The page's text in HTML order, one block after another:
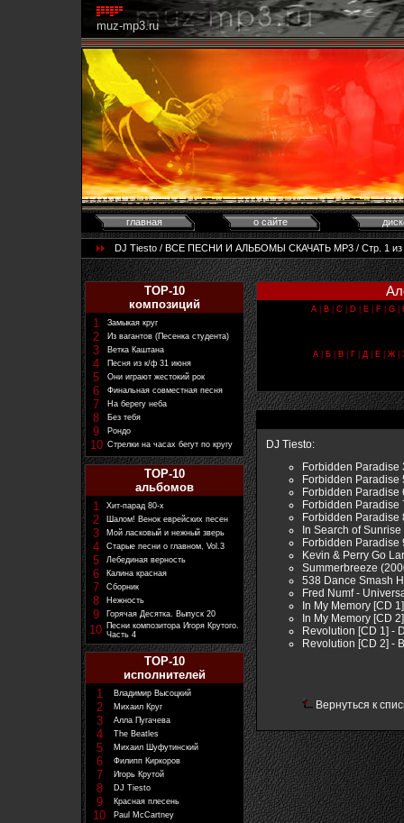
muz-mp3.ru
главная о сайте
DJ Tiesto / ВСЕ ПЕСНИ И АЛЬБОМЫ СКАЧАТЬ MP3 / Стр. 1 из
TOP-10
композиций
1
Замыкая круг
2 Из вагантов (Песенка студента)
3 Ветка Каштана
4 Песня из к/ф 31 июня
5 Они играют жестокий рок
6 Финальная совместная песня
7 На берегу неба
8 Без тебя
9 Рондо
10 Стрелки на часах бегут по кругу
TOP-10
альбомов
1
Хит-парад 80-х
2 Шалом! Венок еврейских песен
3 Мой ласковый и нежный зверь
4 Старые песни о главном, Vol.3
5 Лебединая верность
6 Калина красная
7 Сборник
8 Нежность
9 Горячая Десятка. Выпуск 20
10 Песни композитора Игоря Крутого.
Часть 4
TOP-10
исполнителей
1
Владимир Высоцкий
2 Михаил Круг
3 Алла Пугачева
4 The Beatles
5 Михаил Шуфутинский
6 Филипп Киркоров
7 Игорь Крутой
8 DJ Tiesto
9 Красная плесень
10 Paul McCartney
A B C D E F G
А| Б| В| Г| Д| Е| Ж|
DJ Tiesto:
Forbidden Paradise
Forbidden Paradise
Forbidden Paradise
Forbidden Paradise
Forbidden Paradise
In Search of
Forbidden Paradise
Kevin & Perry Go
Summerbreeze
538 Dance Smash
Fred Numf -
In My Memory [CD
In My Memory [CD
Revolution [CD 1] -
Revolution [CD 2] -
Вернуться к